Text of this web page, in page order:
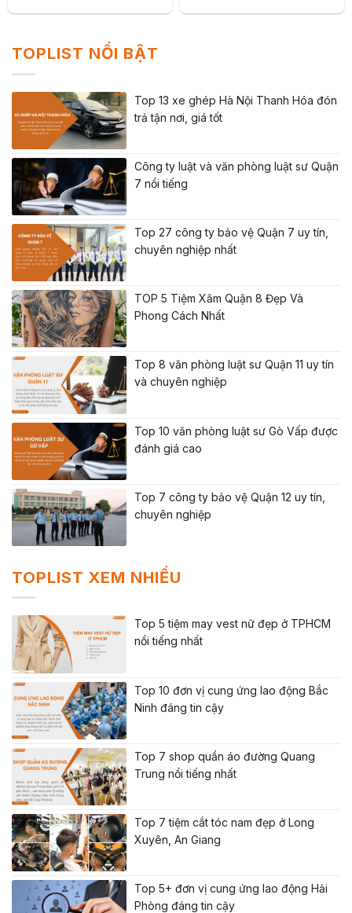
TOPLIST NỔI BẬT
Top 13 xe ghép Hà Nội Thanh Hóa đón
trả tận nơi, giá tốt
Công ty luật và văn phòng luật sư Quận
7 nổi tiếng
Top 27 công ty bảo vệ Quận 7 uy tín,
chuyên nghiệp nhất
TOP 5 Tiệm Xăm Quận 8 Đẹp Và
Phong Cách Nhất
Top 8 văn phòng luật sư Quận 11 uy tín
và chuyên nghiệp
Top 10 văn phòng luật sư Gò Vấp được
đánh giá cao
Top 7 công ty bảo vệ Quận 12 uy tín,
chuyên nghiệp
TOPLIST XEM NHIỀU
Top 5 tiệm may vest nữ đẹp ở TPHCM
nổi tiếng nhất
Top 10 đơn vị cung ứng lao động Bắc
Ninh đáng tin cậy
Top 7 shop quần áo đường Quang
Trung nổi tiếng nhất
Top 7 tiệm cắt tóc nam đẹp ở Long
Xuyên, An Giang
Top 5+ đơn vị cung ứng lao động Hải
Phòng đáng tin cậy